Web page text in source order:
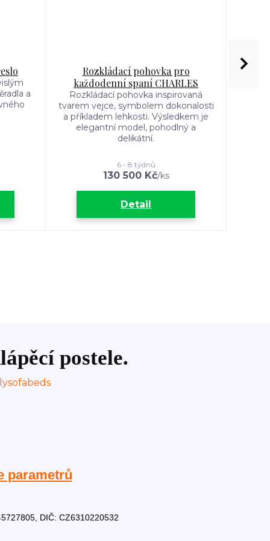
a
Rozkládací pohovka pro
každodenní spaní CHARLES
Rozkládací pohovka inspirovaná
tvarem vejce, symbolem dokonalosti
a příkladem lehkosti. Výsledkem je
elegantní model, pohodlný a
delikátní.
130 500 Kč/ks
6 - 8 týdnů
Detail
postele.
parametrů
DIČ: CZ6310220532